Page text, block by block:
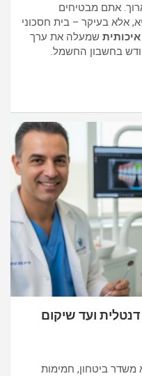
אתם מבטיחים
אלא בעיקר – בית חסכוני
איכותית שמעלה את ערך
בחשבון החשמל.
ועד שיקום
משדר ביטחון, חמימות